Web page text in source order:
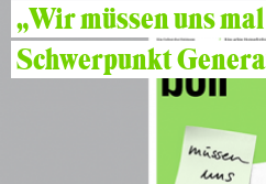
„Wir müssen uns
Schwerpunkt